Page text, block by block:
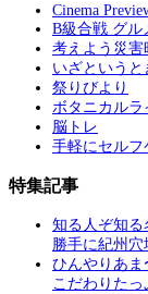
Cinema
B級合戦 グル
考えよう災害
いざという
祭りびより
ボタニカルラ
脳トレ
手軽にセルフ
特集記事
知る人ぞ知る
勝手に紀州穴
ひんやりあま
こだわりた